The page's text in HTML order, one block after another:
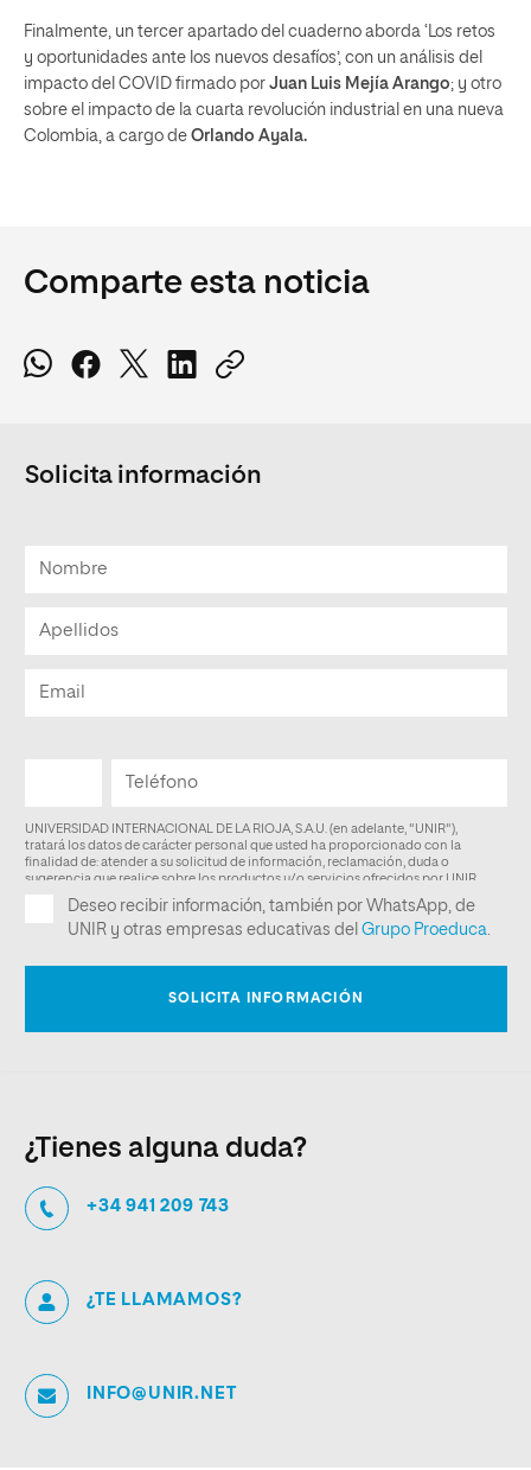
Finalmente, un tercer apartado del cuaderno aborda ‘Los retos
y oportunidades ante los nuevos desafíos’, con un análisis del
impacto del COVID firmado por Juan Luis Mejía Arango; y otro
sobre el impacto de la cuarta revolución industrial en una nueva
Colombia, a cargo de Orlando Ayala.
Comparte esta noticia
Solicita información
¿Tienes alguna duda?
+34 941 209 743
¿TE LLAMAMOS?
INFO@UNIR.NET